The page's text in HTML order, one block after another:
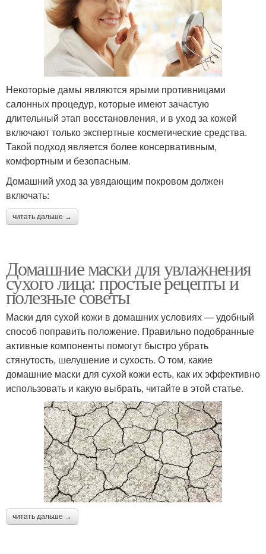
Некоторые дамы являются ярыми противницами
салонных процедур, которые имеют зачастую
длительный этап восстановления, и в уход за кожей
включают только экспертные косметические средства.
Такой подход является более консервативным,
комфортным и безопасным.
Домашний уход за увядающим покровом должен
включать:
читать дальше →
Домашние маски для увлажнения
сухого лица: простые рецепты и
полезные советы
Маски для сухой кожи в домашних условиях — удобный
способ поправить положение. Правильно подобранные
активные компоненты помогут быстро убрать
стянутость, шелушение и сухость. О том, какие
домашние маски для сухой кожи есть, как их эффективно
использовать и какую выбрать, читайте в этой статье.
читать дальше →